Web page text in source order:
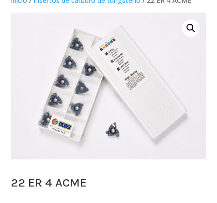
22 ER 4 ACME